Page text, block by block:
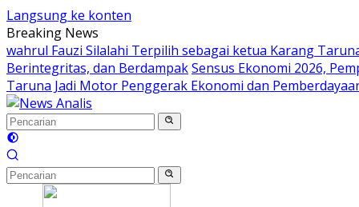
Langsung ke konten
Breaking News
wahrul Fauzi Silalahi Terpilih sebagai ketua Karang
Berintegritas, dan BerdampakSensus Ekonomi 2026,
Taruna Jadi Motor Penggerak Ekonomi dan